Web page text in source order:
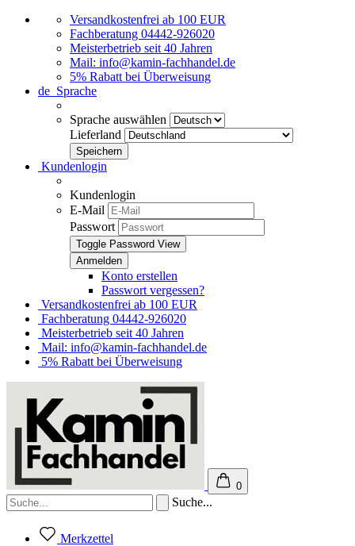
Versandkostenfrei ab 100 EUR
Fachberatung 04442-926020
Meisterbetrieb seit 40 Jahren
Mail: info@kamin-fachhandel.de
5% Rabatt bei Überweisung
de Sprache
Sprache auswählen
Lieferland
Kundenlogin
Kundenlogin
E-Mail
Passwort
Toggle Password View
Konto erstellen
Passwort vergessen?
Versandkostenfrei ab 100 EUR
Fachberatung 04442-926020
Meisterbetrieb seit 40 Jahren
Mail: info@kamin-fachhandel.de
5% Rabatt bei Überweisung
0
Suche...
Merkzettel